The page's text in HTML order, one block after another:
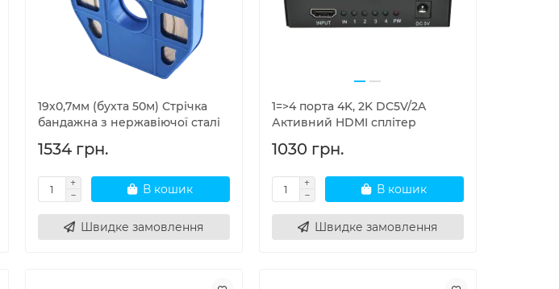
19х0,7мм (бухта 50м) Стрічка
бандажна з нержавіючої сталі
1534 грн.
В кошик
Швидке замовлення
1=>4 порта 4K, 2K DC5V/2A
Активний HDMI сплітер
1030 грн.
В кошик
Швидке замовлення